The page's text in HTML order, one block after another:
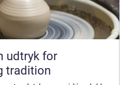
udtryk for
tradition